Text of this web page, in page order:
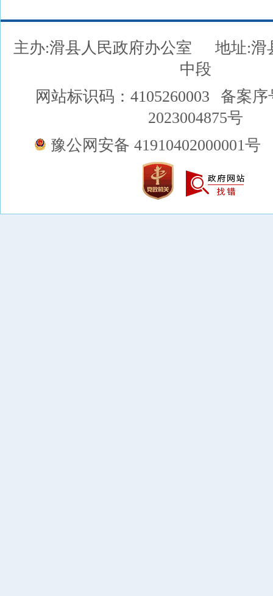
主办:滑县人民政府办公室
地址:滑
中段
网站标识码：4105260003
备案序
2023004875号
豫公网安备 41910402000001号